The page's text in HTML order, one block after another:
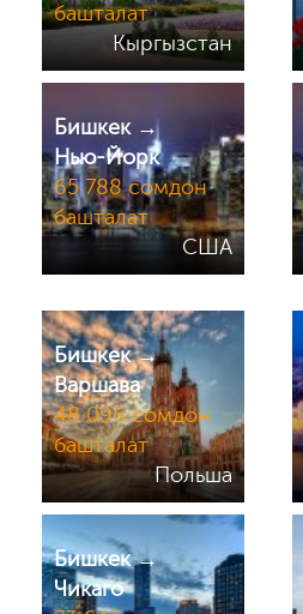
башталат
Кыргызстан
Бишкек →
Нью-Йорк
65 788 сомдон
башталат
США
Бишкек →
Варшава
48 096 сомдон
башталат
Польша
Бишкек →
Чикаго